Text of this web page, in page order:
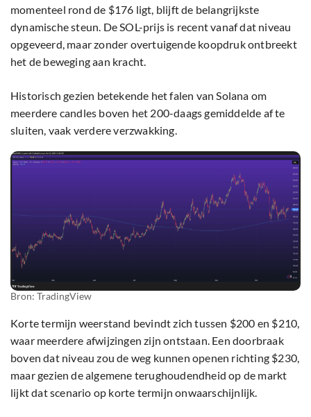
momenteel rond de $176 ligt, blijft de belangrijkste
dynamische steun. De SOL-prijs is recent vanaf dat niveau
opgeveerd, maar zonder overtuigende koopdruk ontbreekt
het de beweging aan kracht.
Historisch gezien betekende het falen van Solana om
meerdere candles boven het 200-daags gemiddelde af te
sluiten, vaak verdere verzwakking.
Bron: TradingView
Korte termijn weerstand bevindt zich tussen $200 en $210,
waar meerdere afwijzingen zijn ontstaan. Een doorbraak
boven dat niveau zou de weg kunnen openen richting $230,
maar gezien de algemene terughoudendheid op de markt
lijkt dat scenario op korte termijn onwaarschijnlijk.